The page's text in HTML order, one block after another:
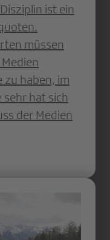
ist ein
müssen
zu haben, im
sehr hat sich
der Medien